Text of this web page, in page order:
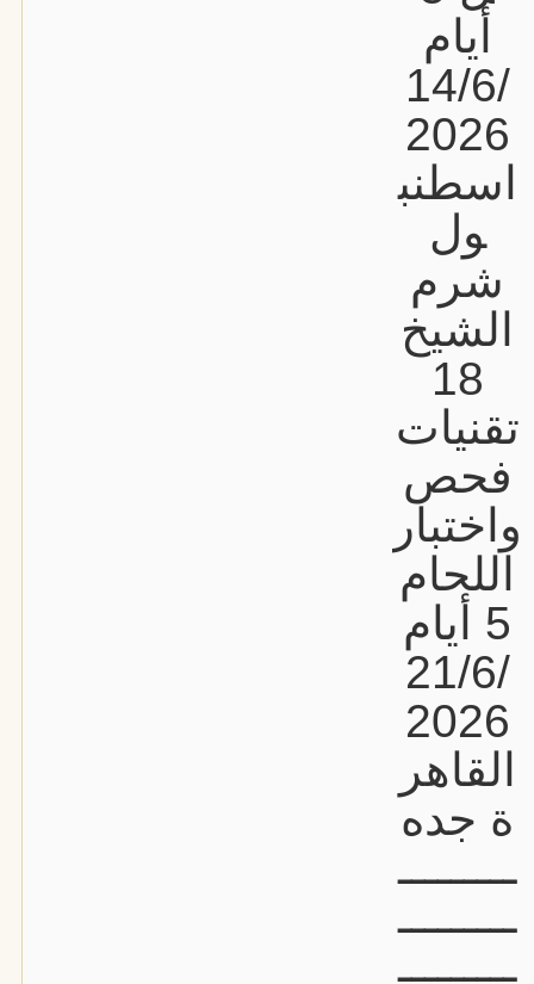
أيام
14/6/
2026
اسطنب
ول
شرم
الشيخ
18
تقنيات
فحص
واختبار
اللحام
5 أيام
21/6/
2026
القاهر
ة جده
ـــــــــ
ـــــــــ
ـــــــــ